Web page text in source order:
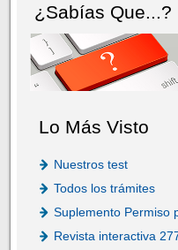
¿Sabías Que...?
Lo Más Visto
Nuestros test
Todos los trámites
Suplemento Permiso
Revista interactiva